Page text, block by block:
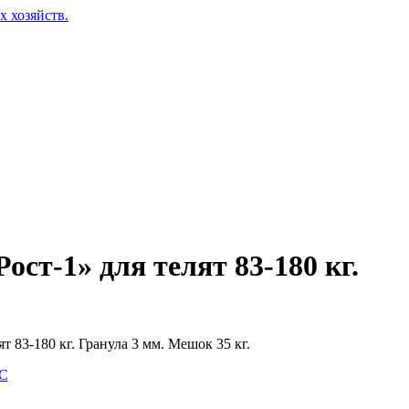
1» для телят 83-180 кг.
83-180 кг. Гранула 3 мм. Мешок 35 кг.